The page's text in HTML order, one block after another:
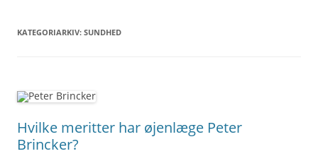
KATEGORIARKIV: SUNDHED
Hvilke meritter har øjenlæge Peter
Brincker?